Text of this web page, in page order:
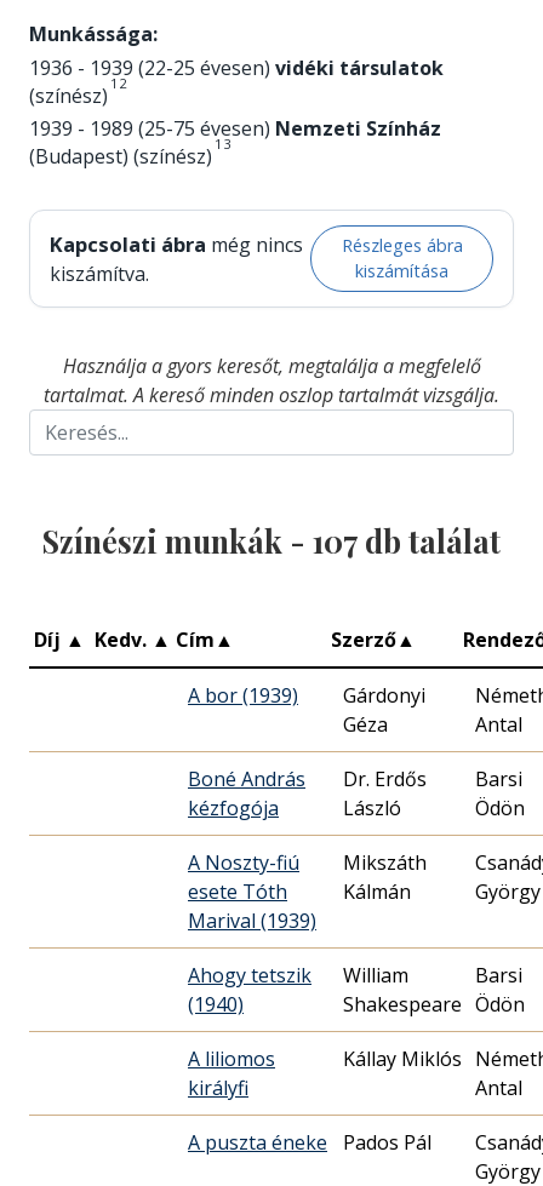
Munkássága:
1936 - 1939 (22-25 évesen) vidéki társulatok
(színész) 1 2
1939 - 1989 (25-75 évesen) Nemzeti Színház
(Budapest) (színész) 1 3
Kapcsolati ábra még nincs
kiszámítva.
Részleges ábra
kiszámítása
Használja a gyors keresőt, megtalálja a megfelelő
tartalmat. A kereső minden oszlop tartalmát vizsgálja.
Színészi munkák - 107 db találat
Díj ▲ Kedv. ▲ Cím▲ Szerző▲
A bor (1939)
Gárdonyi
Géza
Antal
Boné András
kézfogója
Dr. Erdős
László
Barsi
Ödön
A Noszty-fiú
esete Tóth
Marival (1939)
Mikszáth
Kálmán
György
Ahogy tetszik
(1940)
William
Shakespeare
Barsi
Ödön
A liliomos
királyfi
Kállay Miklós
Antal
A puszta éneke Pados Pál
György